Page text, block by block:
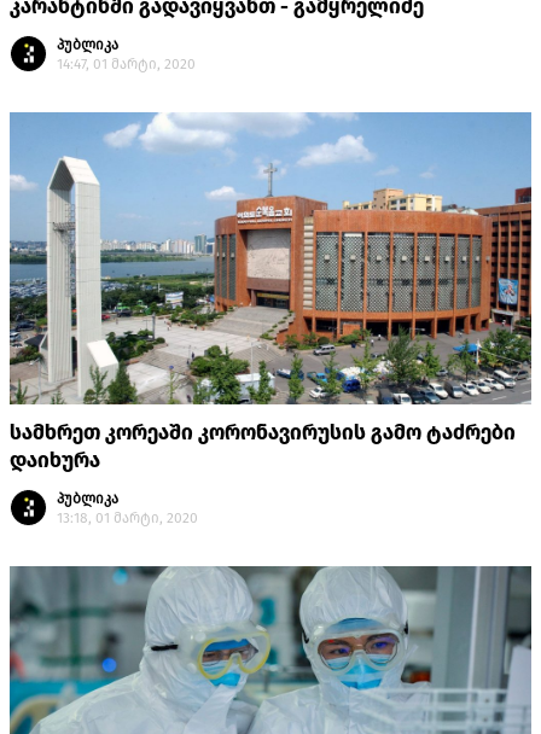
კარანტინში გადავიყვანთ - გამყრელიძე
პუბლიკა
14:47, 01 მარტი, 2020
სამხრეთ კორეაში კორონავირუსის გამო ტაძრები
დაიხურა
პუბლიკა
13:18, 01 მარტი, 2020